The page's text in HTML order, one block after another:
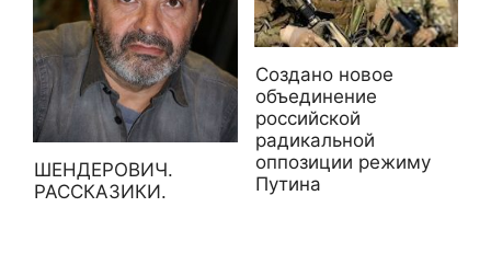
ШЕНДЕРОВИЧ.
РАССКАЗИКИ.
Cоздано новое
объединение
российской
радикальной
оппозиции режиму
Путина